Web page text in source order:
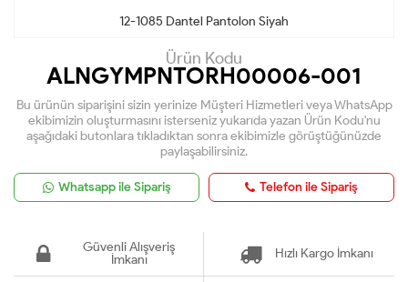
12-1085 Dantel Pantolon Siyah
Ürün Kodu
ALNGYMPNTORH00006-001
Bu ürünün siparişini sizin yerinize Müşteri Hizmetleri veya WhatsApp
ekibimizin oluşturmasını isterseniz yukarıda yazan Ürün Kodu'nu
aşağıdaki butonlara tıkladıktan sonra ekibimizle görüştüğünüzde
paylaşabilirsiniz.
Whatsapp ile Sipariş Telefon ile Sipariş
Güvenli Alışveriş
İmkanı
Hızlı Kargo İmkanı